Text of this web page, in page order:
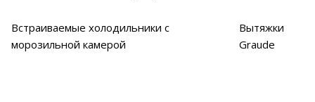
Встраиваемые холодильники с
морозильной камерой
Вытяжки
Graude